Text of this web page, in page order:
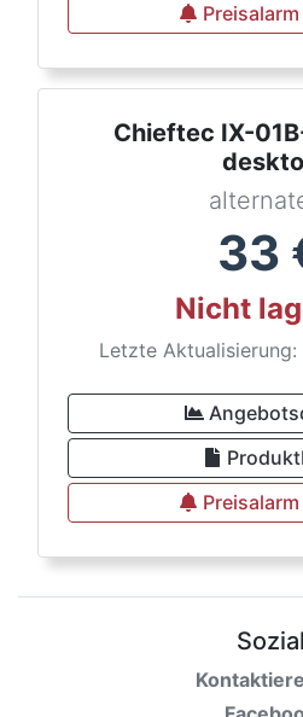
Chieftec IX-
33
Nicht
Letzte
Sozial